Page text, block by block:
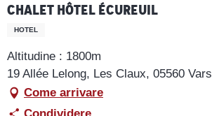
Chalet Hôtel Écureuil
HOTEL
Altitudine : 1800m
19 Allée Lelong, Les Claux, 05560 Vars
Come arrivare